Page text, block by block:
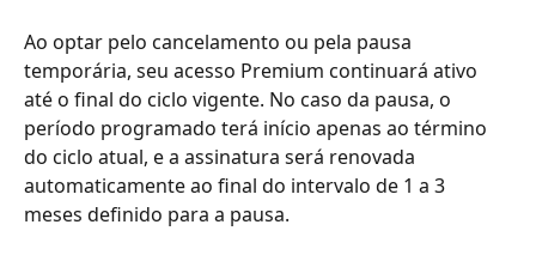
Ao optar pelo cancelamento ou pela pausa
temporária, seu acesso Premium continuará ativo
até o final do ciclo vigente. No caso da pausa, o
período programado terá início apenas ao término
do ciclo atual, e a assinatura será renovada
automaticamente ao final do intervalo de 1 a 3
meses definido para a pausa.